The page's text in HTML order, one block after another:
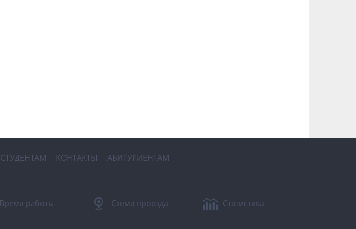
СТУДЕНТАМ КОНТАКТЫ АБИТУРИЕНТАМ
Время работы Схема проезда Статистика